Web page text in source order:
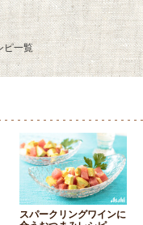
ピ一覧
スパークリングワインに